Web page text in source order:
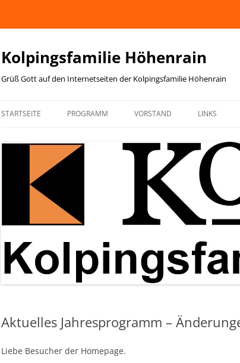
Zum
springen
Kolpingsfamilie Höhenrain
Grüß Gott auf den Internetseiten der Kolpingsfamilie Höhenrain
STARTSEITE PROGRAMM VORSTAND LINKS
Aktuelles Jahresprogramm –
Liebe Besucher der Homepage.